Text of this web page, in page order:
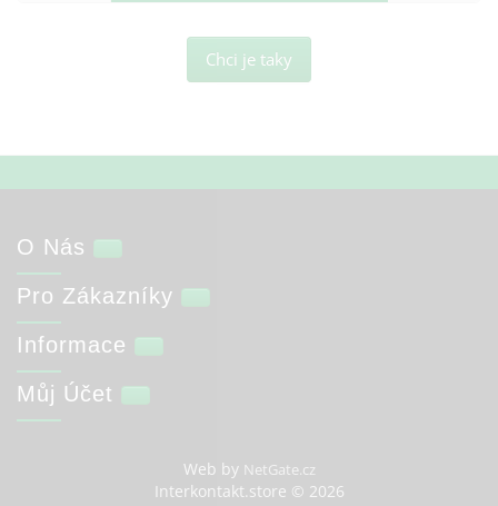
Chci je taky
O Nás
Pro Zákazníky
Informace
Můj Účet
Web by NetGate.cz
Interkontakt.store © 2026